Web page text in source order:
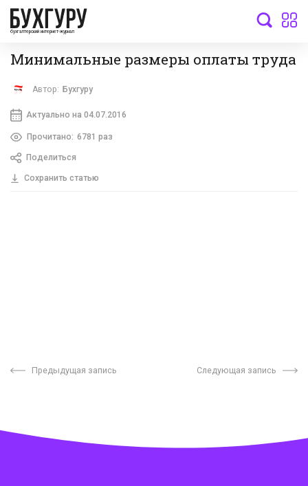
бухгалтерский интернет-журнал
Минимальные размеры оплаты труда
Автор: Бухгуру
Актуально на 04.07.2016
Прочитано: 6781 раз
Поделиться
Сохранить статью
Предыдущая запись Следующая запись